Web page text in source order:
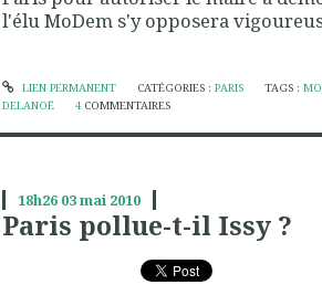
l'élu MoDem s'y opposera
LIEN PERMANENT CATÉGORIES : PARIS TAGS :
DELANOË
4 COMMENTAIRES
18h26 03mai 2010
Paris pollue-t-il Issy ?